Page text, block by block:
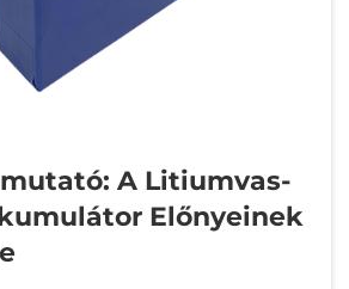
A Litiumvas-
Előnyeinek